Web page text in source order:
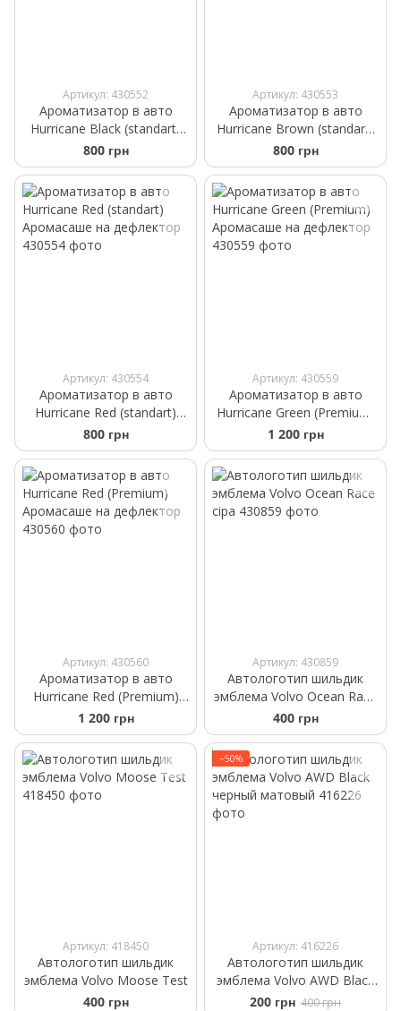
Артикул: 430552
Ароматизатор в авто
Hurricane Black (standart)
Аромасаше на дефлектор
800 грн
Артикул: 430553
Ароматизатор в авто
Hurricane Brown (standart)
Аромасаше на дефлектор
800 грн
Артикул: 430554
Ароматизатор в авто
Hurricane Red (standart)
Аромасаше на дефлектор
800 грн
Артикул: 430559
Ароматизатор в авто
Hurricane Green (Premium)
Аромасаше на дефлектор
1 200 грн
Артикул: 430560
Ароматизатор в авто
Hurricane Red (Premium)
Аромасаше на дефлектор
1 200 грн
Артикул: 430859
Автологотип шильдик
эмблема Volvo Ocean Race
сіра
400 грн
Артикул: 418450
Автологотип шильдик
эмблема Volvo Moose Test
400 грн
−50%
Артикул: 416226
Автологотип шильдик
эмблема Volvo AWD Black
черный матовый
200 грн 400 грн